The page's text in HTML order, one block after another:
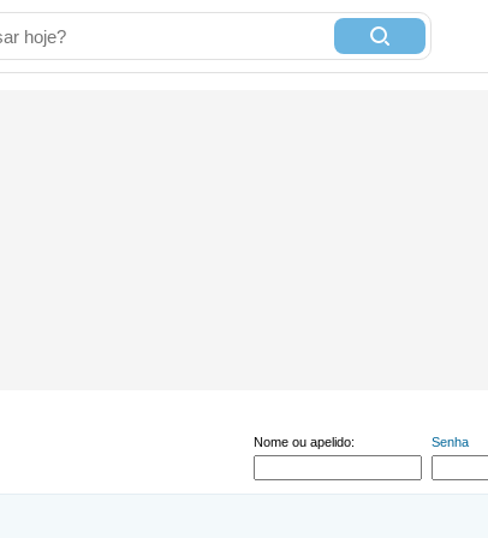
Nome ou apelido: Senha